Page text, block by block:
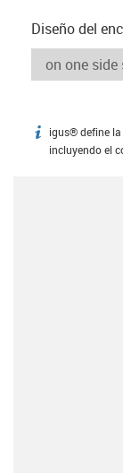
Diseño del
igus-icon-info
igus® define
incluyendo el